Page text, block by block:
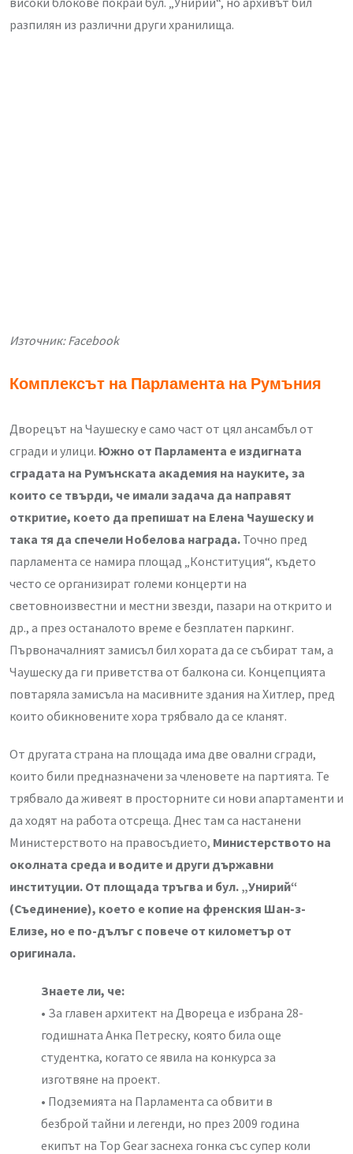
разпилян из различни други хранилища.
Източник: Facebook
Комплексът на Парламента на Румъния
Дворецът на Чаушеску е само част от цял ансамбъл от
сгради и улици. Южно от Парламента е издигната
сградата на Румънската академия на науките, за
които се твърди, че имали задача да направят
откритие, което да препишат на Елена Чаушеску и
така тя да спечели Нобелова награда. Точно пред
парламента се намира площад „Конституция“, където
често се организират големи концерти на
световноизвестни и местни звезди, пазари на открито и
др., а през останалото време е безплатен паркинг.
Първоначалният замисъл бил хората да се събират там, а
Чаушеску да ги приветства от балкона си. Концепцията
повтаряла замисъла на масивните здания на Хитлер, пред
които обикновените хора трябвало да се кланят.
От другата страна на площада има две овални сгради,
които били предназначени за членовете на партията. Те
трябвало да живеят в просторните си нови апартаменти и
да ходят на работа отсреща. Днес там са настанени
Министерството на правосъдието, Министерството на
околната среда и водите и други държавни
институции. От площада тръгва и бул. „Унирий“
(Съединение), което е копие на френския Шан-з-
Елизе, но е по-дълъг с повече от километър от
оригинала.
Знаете ли, че:
• За главен архитект на Двореца е избрана 28-
годишната Анка Петреску, която била още
студентка, когато се явила на конкурса за
изготвяне на проект.
• Подземията на Парламента са обвити в
безброй тайни и легенди, но през 2009 година
екипът на Top Gear заснеха гонка със супер коли